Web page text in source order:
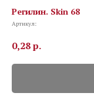
Регилин. Skin 68
Артикул:
0,28р.